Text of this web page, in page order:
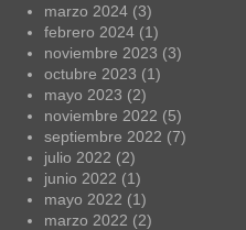
marzo 2024 (3)
febrero 2024 (1)
noviembre 2023 (3)
octubre 2023 (1)
mayo 2023 (2)
noviembre 2022 (5)
septiembre 2022 (7)
julio 2022 (2)
junio 2022 (1)
mayo 2022 (1)
marzo 2022 (2)